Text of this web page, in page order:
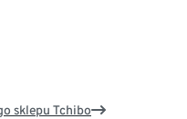
sklepu Tchibo